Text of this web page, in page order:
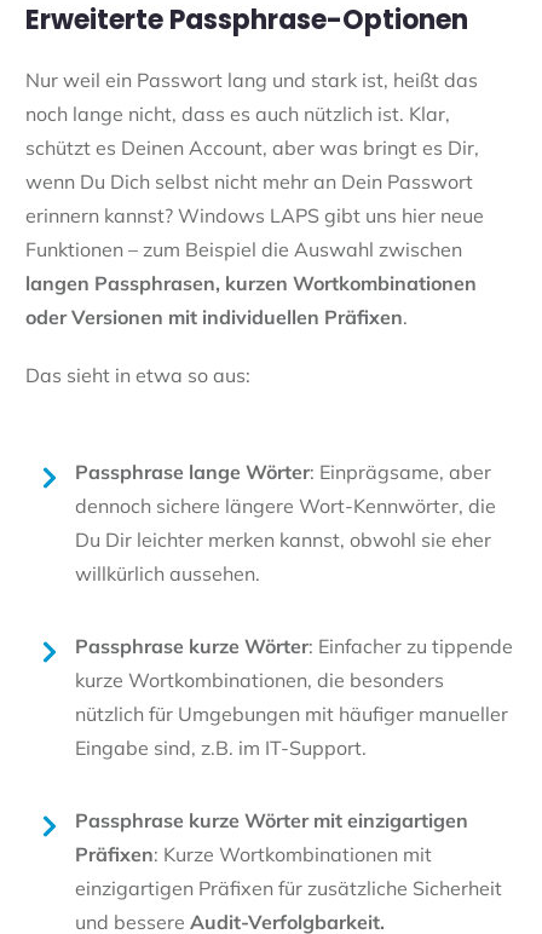
Erweiterte Passphrase-Optionen
Nur weil ein Passwort lang und stark ist, heißt das
noch lange nicht, dass es auch nützlich ist. Klar,
schützt es Deinen Account, aber was bringt es Dir,
wenn Du Dich selbst nicht mehr an Dein Passwort
erinnern kannst? Windows LAPS gibt uns hier neue
Funktionen – zum Beispiel die Auswahl zwischen
langen Passphrasen, kurzen Wortkombinationen
oder Versionen mit individuellen Präfixen.
Das sieht in etwa so aus:
Passphrase lange Wörter: Einprägsame, aber
dennoch sichere längere Wort-Kennwörter, die
Du Dir leichter merken kannst, obwohl sie eher
willkürlich aussehen.
Passphrase kurze Wörter: Einfacher zu tippende
kurze Wortkombinationen, die besonders
nützlich für Umgebungen mit häufiger manueller
Eingabe sind, z.B. im IT-Support.
Passphrase kurze Wörter mit einzigartigen
Präfixen: Kurze Wortkombinationen mit
einzigartigen Präfixen für zusätzliche Sicherheit
und bessere Audit-Verfolgbarkeit.